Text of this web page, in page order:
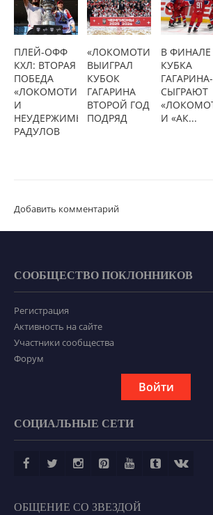
ПЛЕЙ-ОФФ
КХЛ: ВТОРАЯ
ПОБЕДА
«ЛОКОМОТИВА»
И
НЕУДЕРЖИМЫЙ
РАДУЛОВ
«ЛОКОМОТИВ»
ВЫИГРАЛ
КУБОК
ГАГАРИНА
ВТОРОЙ ГОД
ПОДРЯД
В ФИНАЛЕ
КУБКА
СЫГРАЮТ
И «АК...
Добавить комментарий
СООБЩЕСТВО ПОКЛОННИКОВ
Регистрация
Активность на сайте
Участники сообщества
Форум
Войти
СОЦИАЛЬНЫЕ СЕТИ
ОБЩЕНИЕ СО ЗВЕЗДОЙ